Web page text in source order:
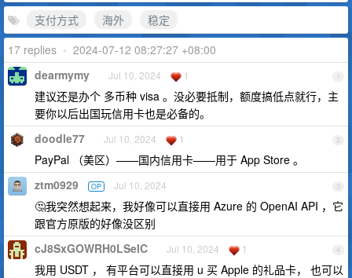
支付方式
海外
稳定
17 replies • 2024-07-12 08:27:27 +08:00
1
dearmymy Jul 10, 2024 1
建议还是办个 多币种 visa 。没必要抵制，额度搞低点就行，主
要你以后出国玩信用卡也是必备的。
2
doodle77 Jul 10, 2024 1
PayPal （美区）——国内信用卡——用于 App Store 。
3
ztm0929 OP Jul 10, 2024
🤔我突然想起来，我好像可以直接用 Azure 的 OpenAI API ，它
跟官方原版的好像没区别
4
cJ8SxGOWRH0LSelC Jul 10, 2024 1
我用 USDT ， 有平台可以直接用 u 买 Apple 的礼品卡， 也可以